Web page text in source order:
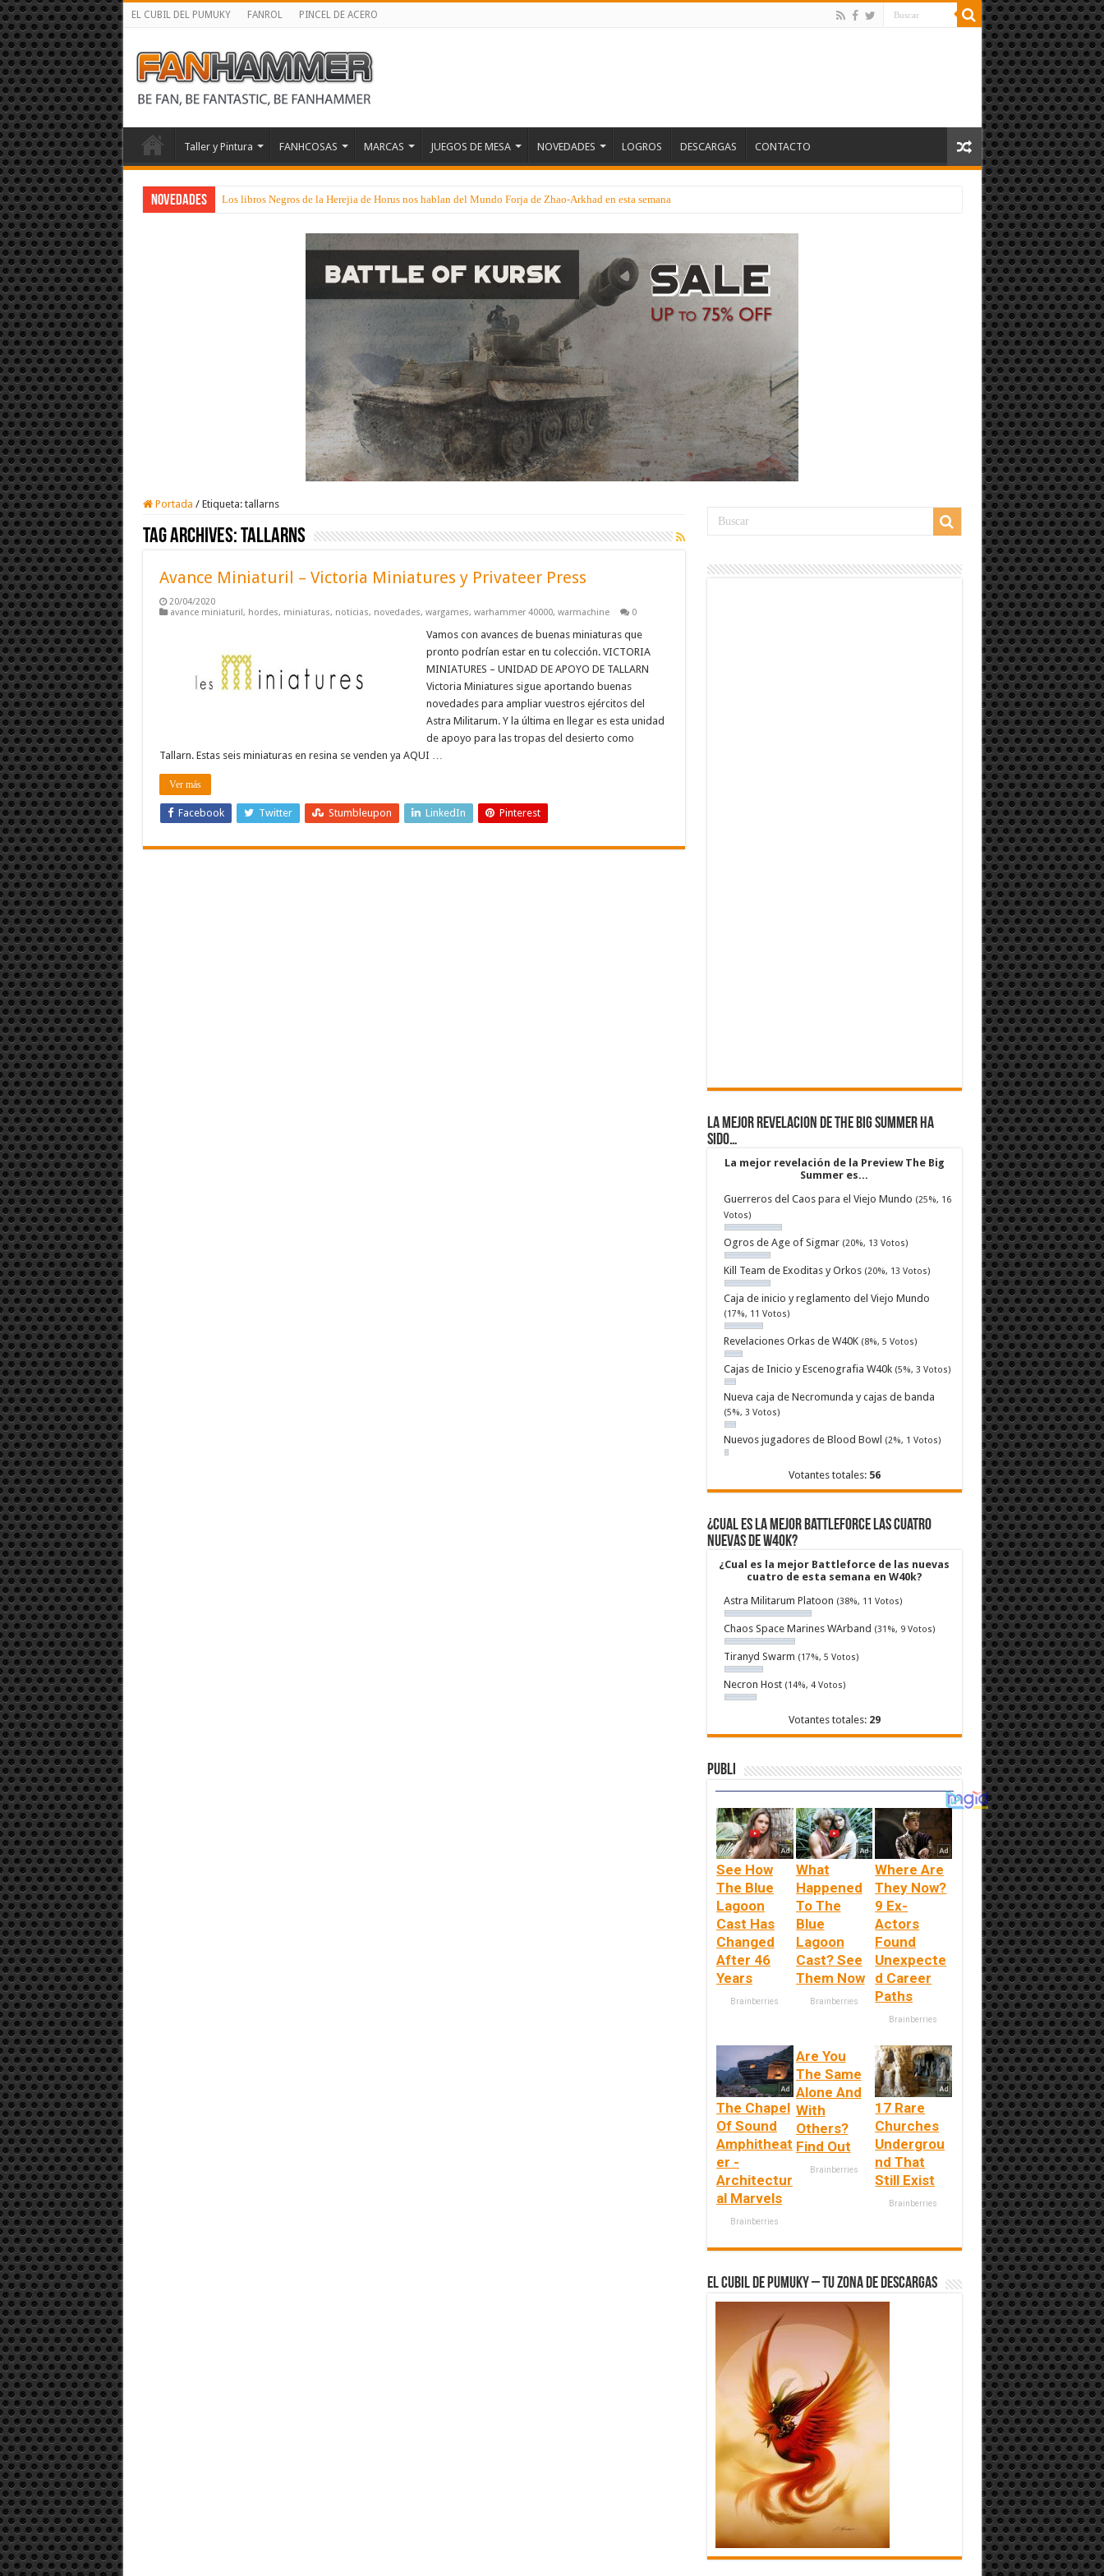
EL CUBIL DEL PUMUKY FANROL PINCEL DE ACERO
Taller y Pintura FANHCOSAS MARCAS JUEGOS DE MESA NOVEDADES LOGROS DESCARGAS CONTACTO
NOVEDADES Los libros Negros de la Herejia de Horus nos hablan del Mundo Forja de Zhao-Arkhad en esta semana
Portada / Etiqueta: tallarns
Tag Archives:tallarns
Avance Miniaturil – Victoria Miniatures y Privateer Press
20/04/2020
avance miniaturil, hordes, miniaturas, noticias, novedades, wargames, warhammer 40000, warmachine 0
Vamos con avances de buenas miniaturas que
pronto podrían estar en tu colección. VICTORIA
MINIATURES – UNIDAD DE APOYO DE TALLARN
Victoria Miniatures sigue aportando buenas
novedades para ampliar vuestros ejércitos del
Astra Militarum. Y la última en llegar es esta unidad
de apoyo para las tropas del desierto como
Tallarn. Estas seis miniaturas en resina se venden ya AQUI …
Ver más
Facebook Twitter Stumbleupon LinkedIn Pinterest
La mejor revelacion de The Big Summer ha
sido…
La mejor revelación de la Preview The Big
Summer es...
Guerreros del Caos para el Viejo Mundo (25%, 16
Votos)
Ogros de Age of Sigmar (20%, 13 Votos)
Kill Team de Exoditas y Orkos (20%, 13 Votos)
Caja de inicio y reglamento del Viejo Mundo
(17%, 11 Votos)
Revelaciones Orkas de W40K (8%, 5 Votos)
Cajas de Inicio y Escenografia W40k (5%, 3 Votos)
Nueva caja de Necromunda y cajas de banda
(5%, 3 Votos)
Nuevos jugadores de Blood Bowl (2%, 1 Votos)
Votantes totales: 56
¿Cual es la mejor Battleforce las cuatro
nuevas de W40k?
¿Cual es la mejor Battleforce de las nuevas
cuatro de esta semana en W40k?
Astra Militarum Platoon (38%, 11 Votos)
Chaos Space Marines WArband (31%, 9 Votos)
Tiranyd Swarm (17%, 5 Votos)
Necron Host (14%, 4 Votos)
Votantes totales: 29
Publi
See How
The Blue
Lagoon
Cast Has
Changed
After 46
Years
Brainberries
What
Happened
To The
Blue
Lagoon
Cast? See
Them Now
Brainberries
Where Are
They Now?
9 Ex-
Actors
Found
Unexpecte
d Career
Paths
Brainberries
The Chapel
Of Sound
Amphitheat
er -
Architectur
al Marvels
Brainberries
Are You
The Same
Alone And
With
Others?
Find Out
Brainberries
17 Rare
Churches
Undergrou
nd That
Still Exist
Brainberries
El Cubil de Pumuky – Tu zona de Descargas